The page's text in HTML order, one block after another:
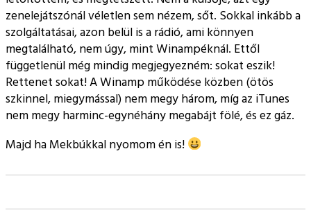
zenelejátszónál véletlen sem nézem, sőt. Sokkal inkább a
szolgáltatásai, azon belül is a rádió, ami könnyen
megtalálható, nem úgy, mint Winampéknál. Ettől
függetlenül még mindig megjegyezném: sokat eszik!
Rettenet sokat! A Winamp működése közben (ötös
szkinnel, miegymással) nem megy három, míg az iTunes
nem megy harminc-egynéhány megabájt fölé, és ez gáz.
Majd ha Mekbúkkal nyomom én is!